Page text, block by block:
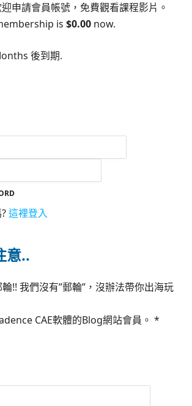
申請會員帳號，免費觀看課程影片。
is $0.00 now.
後到期.
這裡登入
意..
!! 我們沒有”郵輪”，沒辦法帶你出海玩
CAE軟體的Blog網站會員。 *